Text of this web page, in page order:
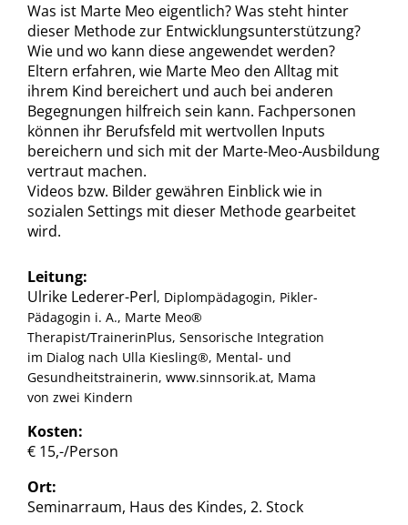
Was ist Marte Meo eigentlich? Was steht hinter
dieser Methode zur Entwicklungsunterstützung?
Wie und wo kann diese angewendet werden?
Eltern erfahren, wie Marte Meo den Alltag mit
ihrem Kind bereichert und auch bei anderen
Begegnungen hilfreich sein kann. Fachpersonen
können ihr Berufsfeld mit wertvollen Inputs
bereichern und sich mit der Marte-Meo-Ausbildung
vertraut machen.
Videos bzw. Bilder gewähren Einblick wie in
sozialen Settings mit dieser Methode gearbeitet
wird.
Leitung:
Ulrike Lederer-Perl, Diplompädagogin, Pikler-
Pädagogin i. A., Marte Meo®
Therapist/TrainerinPlus, Sensorische Integration
im Dialog nach Ulla Kiesling®, Mental- und
Gesundheitstrainerin, www.sinnsorik.at, Mama
von zwei Kindern
Kosten:
€ 15,-/Person
Ort:
Seminarraum, Haus des Kindes, 2. Stock